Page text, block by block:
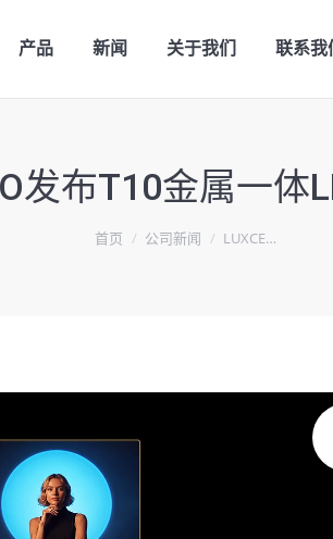
产品 新闻 关于我们 联系我
发布T10金属一体
首页 公司新闻 LUXCE…